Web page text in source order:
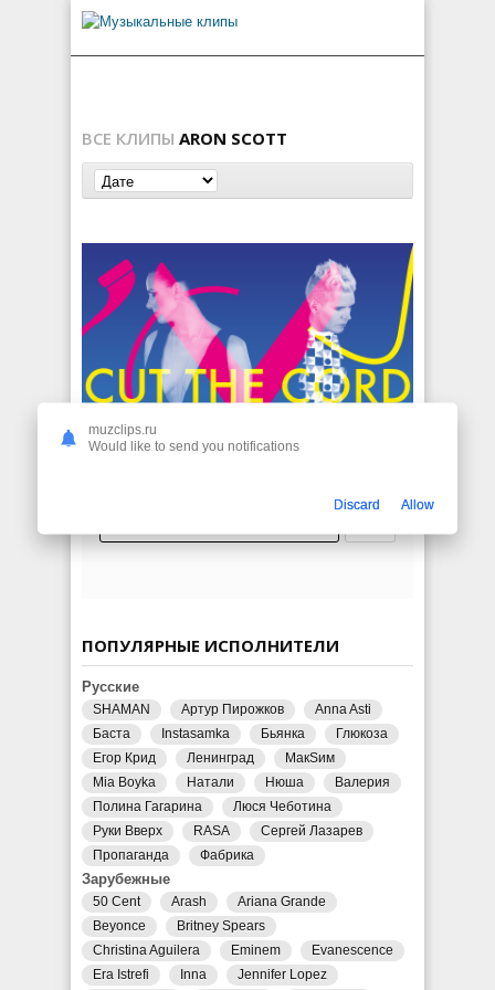
ВСЕ КЛИПЫ ARON SCOTT
Aron Scott ft. Glorious Inc — Cut The Cord
ПОПУЛЯРНЫЕ ИСПОЛНИТЕЛИ
Русские
SHAMAN Артур Пирожков
Anna Asti
Баста
Instasamka Бьянка
Глюкоза
Егор Крид
Ленинград
МакSим
Mia Boyka
Натали Нюша
Валерия
Полина Гагарина
Люся Чеботина
Руки Вверх
RASA
Сергей Лазарев
Пропаганда
Фабрика
Зарубежные
50 Cent Arash
Ariana Grande
Beyonce
Britney Spears
Christina Aguilera
Eminem
Evanescence
Era Istrefi
Inna Jennifer Lopez
muzclips.ru
Would like to send you notifications
Discard Allow